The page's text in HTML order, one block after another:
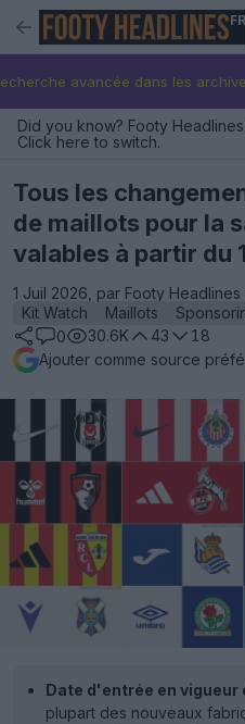
FR
avancée dans les
Did you know? Footy
Click here to switch.
Tous les
de maillots pour la
valables à partir du
1 Juil 2026, par Footy Headlines
Kit Watch
Maillots
0
30.6K 43
18
Ajouter comme source
Date d'entrée en
plupart des nouveaux